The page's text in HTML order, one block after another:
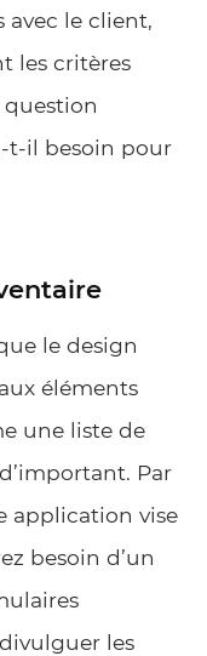
avec le client,
les critères
t-il besoin pour
le design
éléments
une liste de
Par
application vise
besoin d’un
les